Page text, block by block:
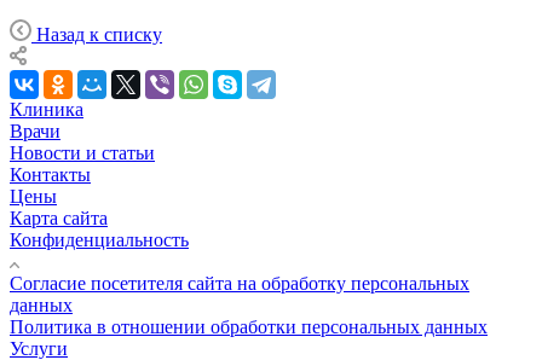
Назад к списку
Клиника
Врачи
Новости и статьи
Контакты
Цены
Карта сайта
Конфиденциальность
Согласие посетителя сайта на обработку персональных
данных
Политика в отношении обработки персональных данных
Услуги